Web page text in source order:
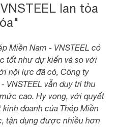
lan tỏa
Miền Nam - VNSTEEL có
tốt như dự kiến và so với
nội lực đã có, Công ty
VNSTEEL vẫn duy trì thu
cao. Hy vọng, với quyết
doanh của Thép Miền
tận dụng được nhiều hơn